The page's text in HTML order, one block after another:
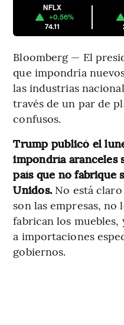
NFLX
+0.56%
74.11
Bloomberg — El
que impondría
las industrias
través de un par de
confusos.
Trump publicó el
impondría aranceles
país que no fabrique
Unidos. No está
son las empresas, no
fabrican los muebles,
a importaciones
gobiernos.